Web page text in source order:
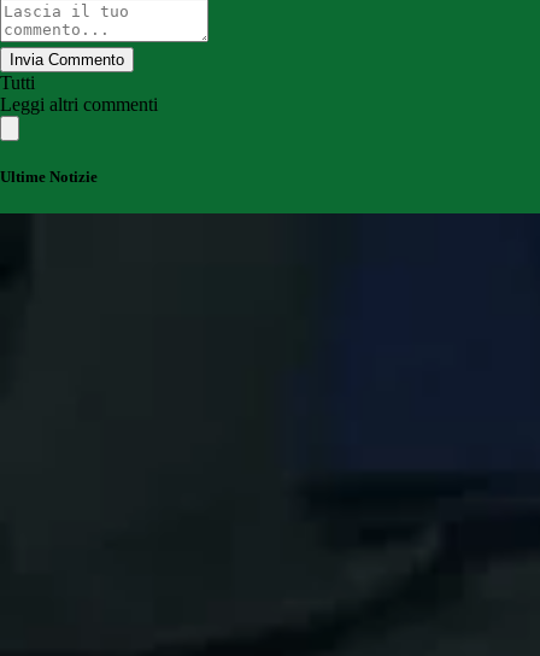
Invia Commento
Tutti
Leggi altri commenti
Ultime Notizie